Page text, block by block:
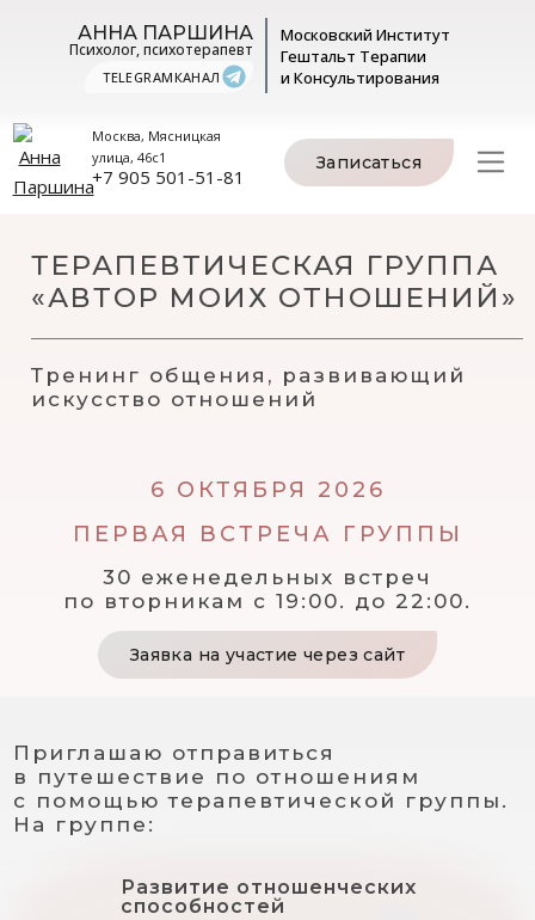
АННА ПАРШИНА
Психолог, психотерапевт
TELEGRAMКАНАЛ
Московский Институт
Гештальт Терапии
и Консультирования
Записаться
Москва, Мясницкая
улица, 46с1
+7 905 501-51-81
ТЕРАПЕВТИЧЕСКАЯ ГРУППА
«АВТОР МОИХ ОТНОШЕНИЙ»
Тренинг общения, развивающий
искусство отношений
6 ОКТЯБРЯ 2026
ПЕРВАЯ ВСТРЕЧА ГРУППЫ
30 еженедельных встреч
по вторникам с 19:00. до 22:00.
Заявка на участие через сайт
Приглашаю отправиться
в путешествие по отношениям
с помощью терапевтической группы.
На группе:
Развитие отношенческих
способностей